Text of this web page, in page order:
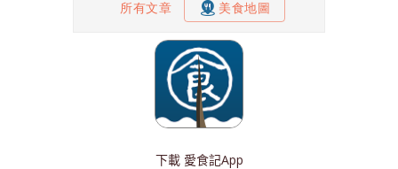
下載 愛食記App